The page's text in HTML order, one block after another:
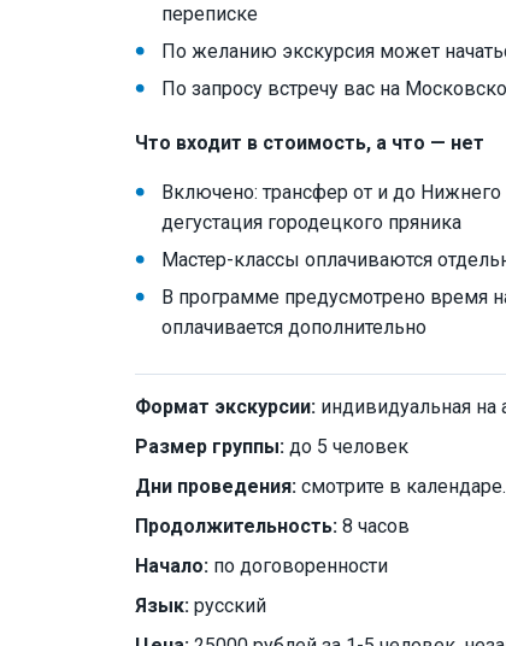
переписке
По желанию экскурсия может
По запросу встречу вас на
Что входит в стоимость, а что — нет
Включено: трансфер от и до
дегустация городецкого пряника
Мастер-классы оплачиваются
В программе предусмотрено время
оплачивается дополнительно
Формат экскурсии: индивидуальная на
Размер группы: до 5 человек
Дни проведения: смотрите в
Продолжительность: 8 часов
Начало: по договоренности
Язык: русский